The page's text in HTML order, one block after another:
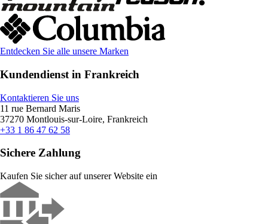
Entdecken Sie alle unsere Marken
Kundendienst in Frankreich
Kontaktieren Sie uns
11 rue Bernard Maris
37270 Montlouis-sur-Loire, Frankreich
+33 1 86 47 62 58
Sichere Zahlung
Kaufen Sie sicher auf unserer Website ein